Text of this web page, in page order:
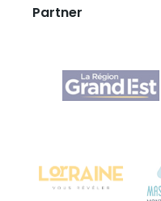
Agence Régionale
Bureau de Colmar
Partner